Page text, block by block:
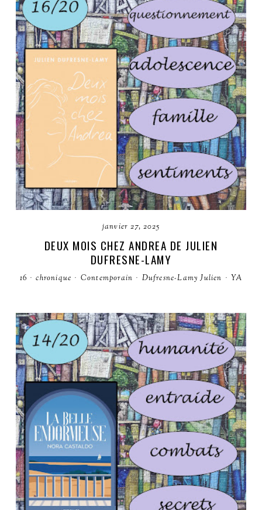
janvier 27, 2025
DEUX MOIS CHEZ ANDREA DE JULIEN
DUFRESNE-LAMY
16 · chronique · Contemporain · Dufresne-Lamy Julien · YA